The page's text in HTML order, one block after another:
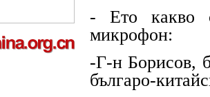
- Ето какво
микрофон:
-Г-н Борисов,
българо-